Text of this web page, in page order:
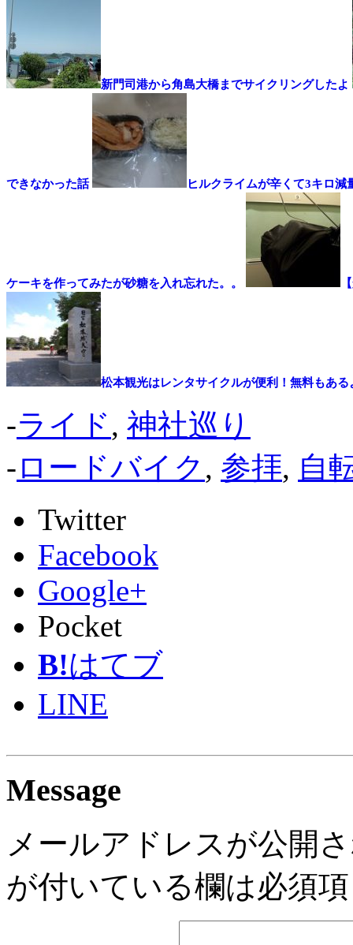
新門司港から角島大橋までサイクリングしたよ
できなかった話 ヒルクライムが辛くて3キロ
ケーキを作ってみたが砂糖を入れ忘れた。。
松本観光はレンタサイクルが便利！無料もあ
-ライド, 神社巡り
-ロードバイク , 参拝, 自
Twitter
Facebook
Google+
Pocket
B!はてブ
LINE
Message
メールアドレスが公開
が付いている欄は必須